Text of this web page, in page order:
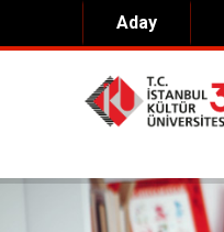
Aday
Hakkımızda
Genel Bilgiler
Misyon & Vizyon